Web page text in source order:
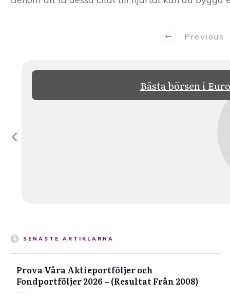
Previous
Bästa börsen i
SENASTE ARTIKLARNA
Prova Våra Aktieportföljer och
Fondportföljer 2026 – (Resultat Från 2008)